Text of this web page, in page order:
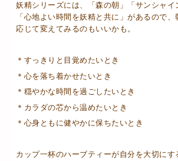
妖精シリーズには、「森の朝」「サンシャイ
「心地よい時間を妖精と共に」があるので
応じて変えてみるのもいいかも。
＊すっきりと目覚めたいとき
＊心を落ち着かせたいとき
＊穏やかな時間を過ごしたいとき
＊カラダの芯から温めたいとき
＊心身ともに健やかに保ちたいとき
カップ一杯のハーブティーが自分を大切にす